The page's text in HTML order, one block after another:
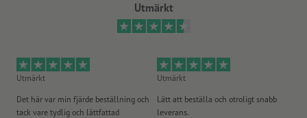
Utmärkt
Utmärkt
Det här var min fjärde beställning och
tack vare tydlig och lättfattad
Utmärkt
Lätt att beställa och otroligt snabb
leverans.